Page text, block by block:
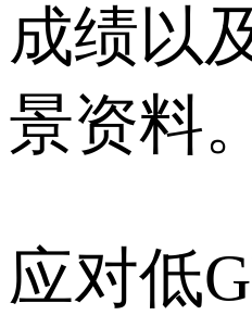
成绩以
景资料。
应对低